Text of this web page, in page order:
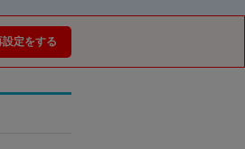
定をする